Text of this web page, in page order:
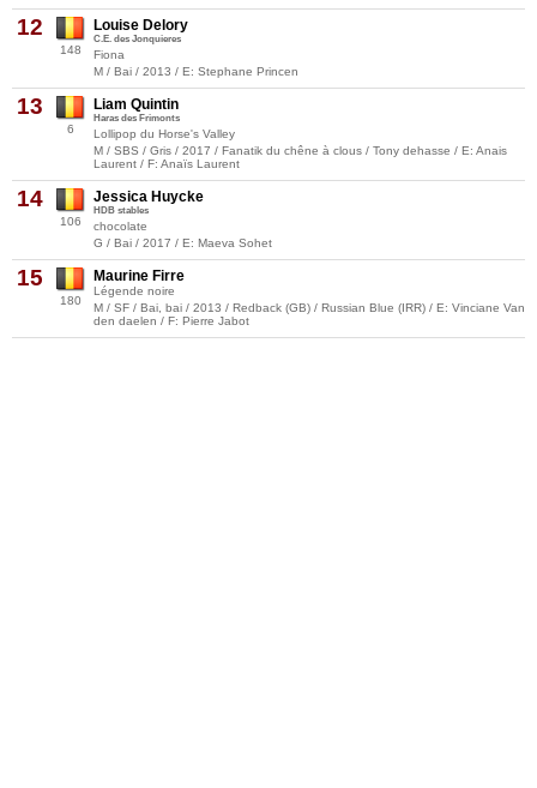
12
148
Louise Delory
C.E. des Jonquieres
Fiona
M / Bai / 2013 / E: Stephane Princen
13
6
Liam Quintin
Haras des Frimonts
Lollipop du Horse's Valley
M / SBS / Gris / 2017 / Fanatik du chêne à clous / Tony dehasse / E: Anais
Laurent / F: Anaïs Laurent
14
106
Jessica Huycke
HDB stables
chocolate
G / Bai / 2017 / E: Maeva Sohet
15
180
Maurine Firre
Légende noire
M / SF / Bai, bai / 2013 / Redback (GB) / Russian Blue (IRR) / E: Vinciane Van
den daelen / F: Pierre Jabot